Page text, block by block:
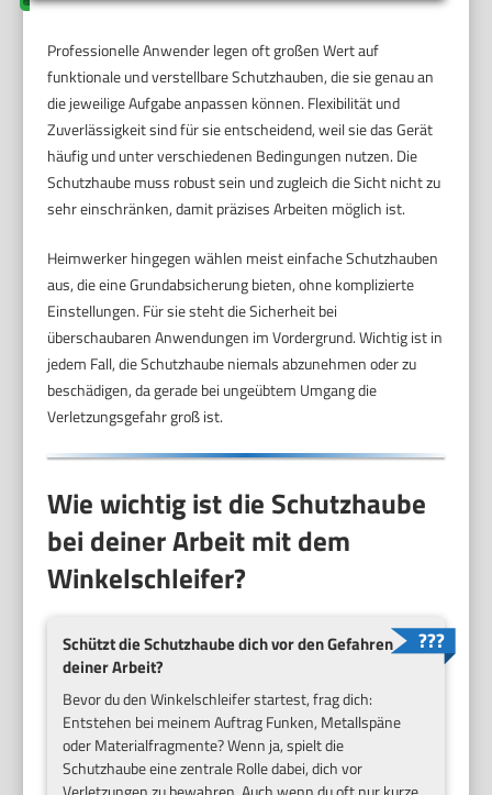
Professionelle Anwender legen oft großen Wert auf
funktionale und verstellbare Schutzhauben, die sie genau an
die jeweilige Aufgabe anpassen können. Flexibilität und
Zuverlässigkeit sind für sie entscheidend, weil sie das Gerät
häufig und unter verschiedenen Bedingungen nutzen. Die
Schutzhaube muss robust sein und zugleich die Sicht nicht zu
sehr einschränken, damit präzises Arbeiten möglich ist.
Heimwerker hingegen wählen meist einfache Schutzhauben
aus, die eine Grundabsicherung bieten, ohne komplizierte
Einstellungen. Für sie steht die Sicherheit bei
überschaubaren Anwendungen im Vordergrund. Wichtig ist in
jedem Fall, die Schutzhaube niemals abzunehmen oder zu
beschädigen, da gerade bei ungeübtem Umgang die
Verletzungsgefahr groß ist.
Wie wichtig ist die Schutzhaube
bei deiner Arbeit mit dem
Winkelschleifer?
Schützt die Schutzhaube dich vor den Gefahren
deiner Arbeit?
Bevor du den Winkelschleifer startest, frag dich:
Entstehen bei meinem Auftrag Funken, Metallspäne
oder Materialfragmente? Wenn ja, spielt die
Schutzhaube eine zentrale Rolle dabei, dich vor